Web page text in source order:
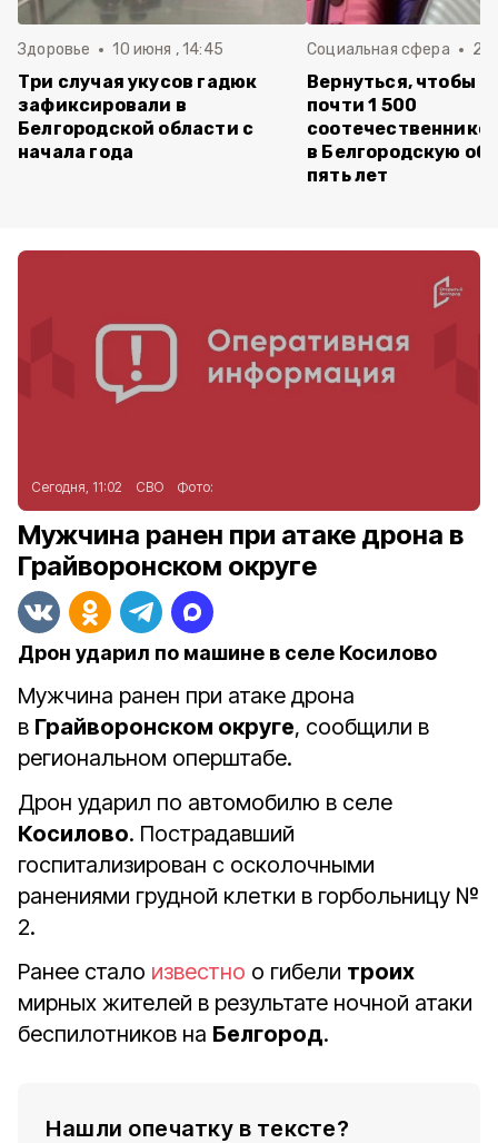
Здоровье 10 июня , 14:45
Три случая укусов гадюк
зафиксировали в
Белгородской области с
начала года
Социальная сфера 20
Вернуться, чтобы
почти 1 500
в Белгородскую
пять лет
Сегодня, 11:02 СВО Фото:
Мужчина ранен при атаке дрона в
Грайворонском округе
Дрон ударил по машине в селе Косилово
Мужчина ранен при атаке дрона
в Грайворонском округе, сообщили в
региональном оперштабе.
Дрон ударил по автомобилю в селе
Косилово. Пострадавший
госпитализирован с осколочными
ранениями грудной клетки в горбольницу №
2.
Ранее стало известно о гибели троих
мирных жителей в результате ночной атаки
беспилотников на Белгород.
Нашли опечатку в тексте?